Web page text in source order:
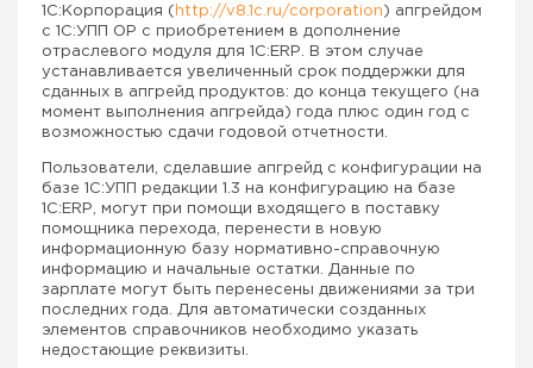
1С:Корпорация ( http://v8.1c.ru/corporation ) апгрейдом
с 1С:УПП ОР с приобретением в дополнение
отраслевого модуля для 1С: ERP . В этом случае
устанавливается увеличенный срок поддержки для
сданных в апгрейд продуктов: до конца текущего (на
момент выполнения апгрейда) года плюс один год с
возможностью сдачи годовой отчетности.
Пользователи, сделавшие апгрейд с конфигурации на
базе 1С:УПП редакции 1.3 на конфигурацию на базе
1С: ERP , могут при помощи входящего в поставку
помощника перехода, перенести в новую
информационную базу нормативно-справочную
информацию и начальные остатки. Данные по
зарплате могут быть перенесены движениями за три
последних года. Для автоматически созданных
элементов справочников необходимо указать
недостающие реквизиты.